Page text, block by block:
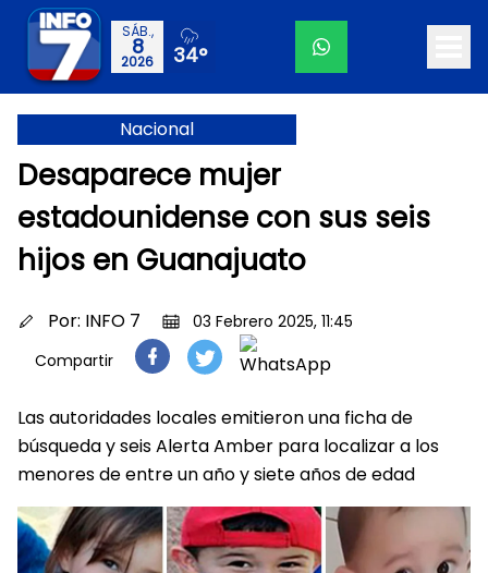
SÁB.,
8
2026 34°
Nacional
Desaparece mujer
estadounidense con sus seis
hijos en Guanajuato
Por: INFO 7
03 Febrero 2025, 11:45
Compartir
Las autoridades locales emitieron una ficha de
búsqueda y seis Alerta Amber para localizar a los
menores de entre un año y siete años de edad